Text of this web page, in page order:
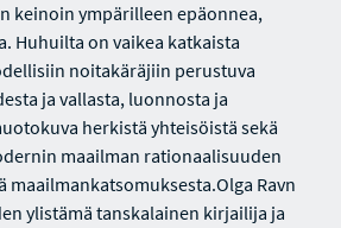
keinoin ympärilleen epäonnea,
Huhuilta on vaikea katkaista
noitakäräjiin perustuva
ja vallasta, luonnosta ja
herkistä yhteisöistä sekä
maailman rationaalisuuden
maailmankatsomuksesta.Olga Ravn
ylistämä tanskalainen kirjailija ja